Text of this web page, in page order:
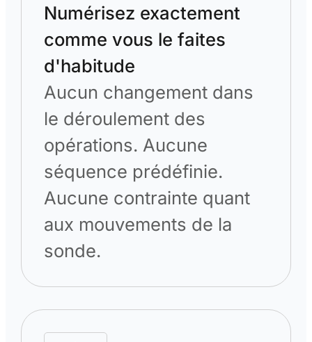
Numérisez exactement
comme vous le faites
d'habitude
Aucun changement dans
le déroulement des
opérations. Aucune
séquence prédéfinie.
Aucune contrainte quant
aux mouvements de la
sonde.